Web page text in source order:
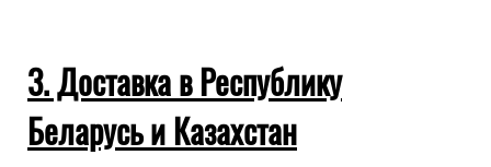
3. Доставка в Республику
Беларусь и Казахстан